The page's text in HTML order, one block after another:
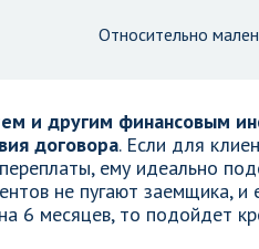
Относительно
и другим финансовым
договора. Если для
ему идеально
не пугают заемщика, и
6 месяцев, то подойдет